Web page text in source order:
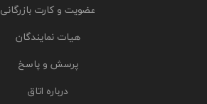
عضویت و کارت بازرگانی
هیات نمایندگان
پرسش و پاسخ
درباره اتاق